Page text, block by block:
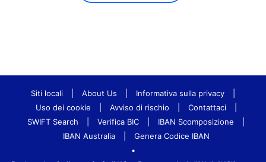
Siti locali About Us Informativa sulla privacy
Uso dei cookie
Avviso di rischio Contattaci
SWIFT Search
Verifica BIC IBAN Scomposizione
IBAN Australia
Genera Codice IBAN
•